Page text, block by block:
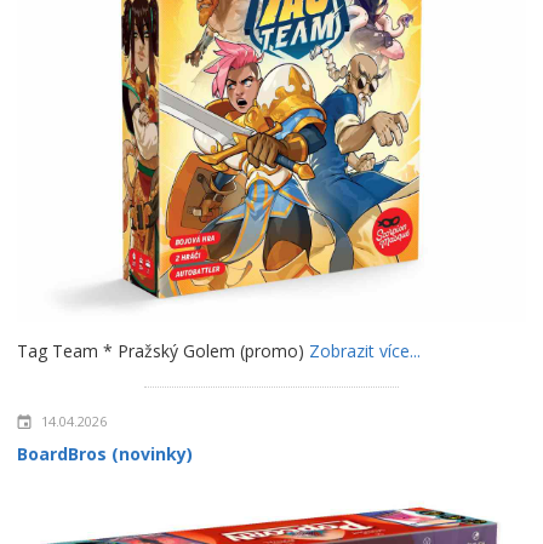
Tag Team * Pražský Golem (promo) Zobrazit více...
14.04.2026
BoardBros (novinky)